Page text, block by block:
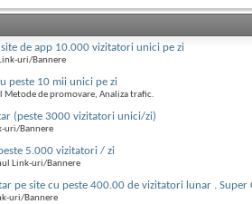
de app 10.000 vizitatori unici pe zi
uri/Bannere
peste 10 mii unici pe zi
Metode de promovare, Analiza trafic.
(peste 3000 vizitatori unici/zi)
uri/Bannere
5.000 vizitatori / zi
Link-uri/Bannere
pe site cu peste 400.00 de vizitatori lunar . Super
uri/Bannere